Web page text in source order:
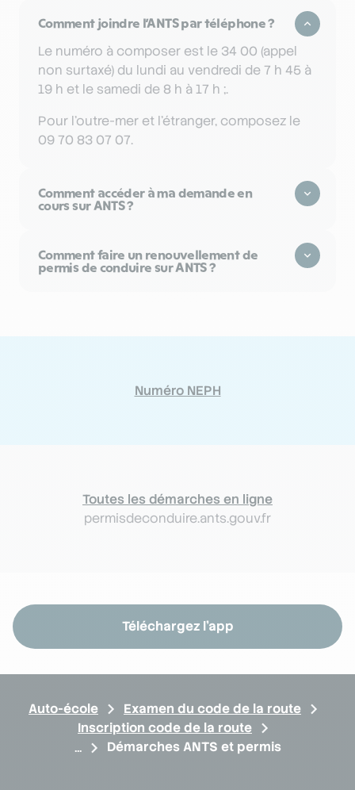
Comment joindre l’ANTS par téléphone ?
Le numéro à composer est le 34 00 (appel
non surtaxé) du lundi au vendredi de 7 h 45 à
19 h et le samedi de 8 h à 17 h ;.
Pour l’outre-mer et l’étranger, composez le
09 70 83 07 07.
Comment accéder à ma demande en
cours sur ANTS ?
Comment faire un renouvellement de
permis de conduire sur ANTS ?
Numéro NEPH
Toutes les démarches en ligne
permisdeconduire.ants.gouv.fr
Téléchargez l'app
Auto-école
Examen du code de la route
Inscription code de la route
Démarches ANTS et permis